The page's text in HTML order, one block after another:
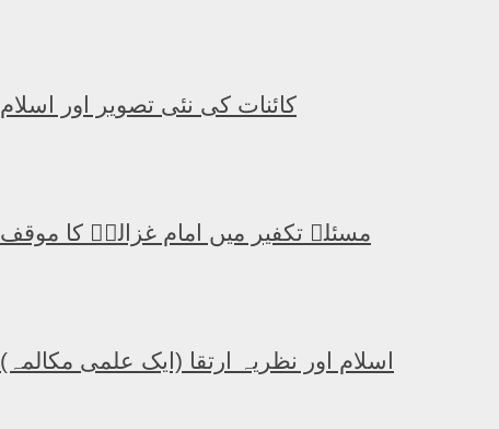
کائنات کی نئی تصویر اور اسلام
مسئلہ تکفیر میں امام غزالیؒ کا موقف
اسلام اور نظریہ ارتقا (ایک علمی مکالمہ)